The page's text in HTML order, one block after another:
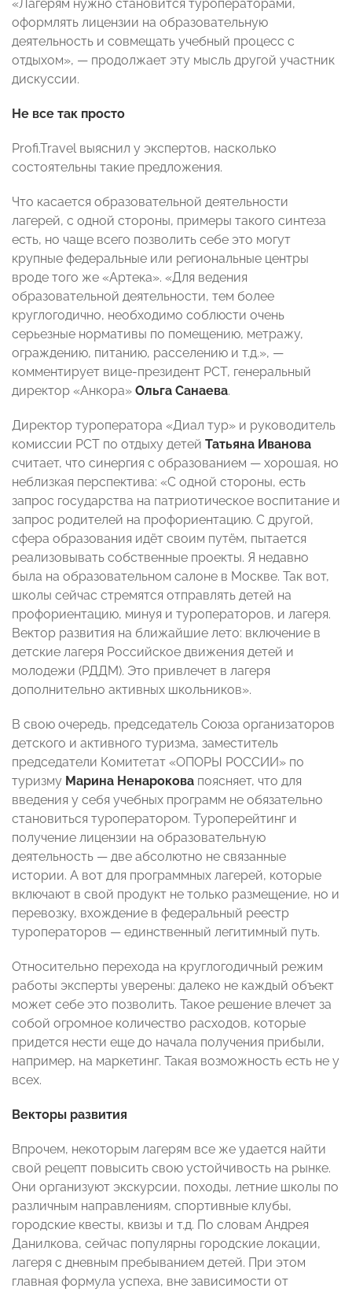
«Лагерям нужно становится туроператорами,
оформлять лицензии на образовательную
деятельность и совмещать учебный процесс с
отдыхом», — продолжает эту мысль другой участник
дискуссии.
Не все так просто
Profi.Travel выяснил у экспертов, насколько
состоятельны такие предложения.
Что касается образовательной деятельности
лагерей, с одной стороны, примеры такого синтеза
есть, но чаще всего позволить себе это могут
крупные федеральные или региональные центры
вроде того же «Артека». «Для ведения
образовательной деятельности, тем более
круглогодично, необходимо соблюсти очень
серьезные нормативы по помещению, метражу,
ограждению, питанию, расселению и т.д.», —
комментирует вице-президент РСТ, генеральный
директор «Анкора» Ольга Санаева.
Директор туроператора «Диал тур» и руководитель
комиссии РСТ по отдыху детей Татьяна Иванова
считает, что синергия с образованием — хорошая, но
неблизкая перспектива: «С одной стороны, есть
запрос государства на патриотическое воспитание и
запрос родителей на профориентацию. С другой,
сфера образования идёт своим путём, пытается
реализовывать собственные проекты. Я недавно
была на образовательном салоне в Москве. Так вот,
школы сейчас стремятся отправлять детей на
профориентацию, минуя и туроператоров, и лагеря.
Вектор развития на ближайшие лето: включение в
детские лагеря Российское движения детей и
молодежи (РДДМ). Это привлечет в лагеря
дополнительно активных школьников».
В свою очередь, председатель Союза организаторов
детского и активного туризма, заместитель
председатели Комитетат «ОПОРЫ РОССИИ» по
туризму Марина Ненарокова поясняет, что для
введения у себя учебных программ не обязательно
становиться туроператором. Туроперейтинг и
получение лицензии на образовательную
деятельность — две абсолютно не связанные
истории. А вот для программных лагерей, которые
включают в свой продукт не только размещение, но и
перевозку, вхождение в федеральный реестр
туроператоров — единственный легитимный путь.
Относительно перехода на круглогодичный режим
работы эксперты уверены: далеко не каждый объект
может себе это позволить. Такое решение влечет за
собой огромное количество расходов, которые
придется нести еще до начала получения прибыли,
например, на маркетинг. Такая возможность есть не у
всех.
Векторы развития
Впрочем, некоторым лагерям все же удается найти
свой рецепт повысить свою устойчивость на рынке.
Они организуют экскурсии, походы, летние школы по
различным направлениям, спортивные клубы,
городские квесты, квизы и т.д. По словам Андрея
Данилкова, сейчас популярны городские локации,
лагеря с дневным пребыванием детей. При этом
главная формула успеха, вне зависимости от